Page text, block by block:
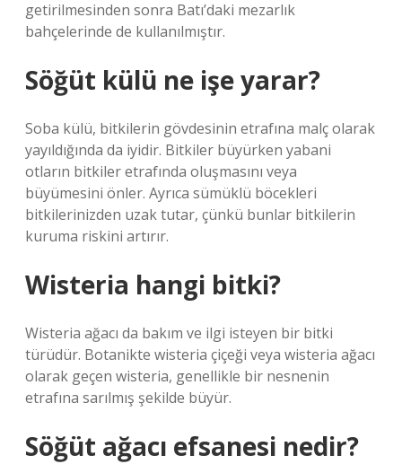
getirilmesinden sonra Batı’daki mezarlık
bahçelerinde de kullanılmıştır.
Söğüt külü ne işe yarar?
Soba külü, bitkilerin gövdesinin etrafına malç olarak
yayıldığında da iyidir. Bitkiler büyürken yabani
otların bitkiler etrafında oluşmasını veya
büyümesini önler. Ayrıca sümüklü böcekleri
bitkilerinizden uzak tutar, çünkü bunlar bitkilerin
kuruma riskini artırır.
Wisteria hangi bitki?
Wisteria ağacı da bakım ve ilgi isteyen bir bitki
türüdür. Botanikte wisteria çiçeği veya wisteria ağacı
olarak geçen wisteria, genellikle bir nesnenin
etrafına sarılmış şekilde büyür.
Söğüt ağacı efsanesi nedir?